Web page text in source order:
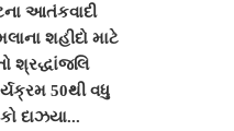
આતંકવાદી
શહીદો માટે
શ્રદ્ધાંજલિ
50થી વધુ
દાઝયા...